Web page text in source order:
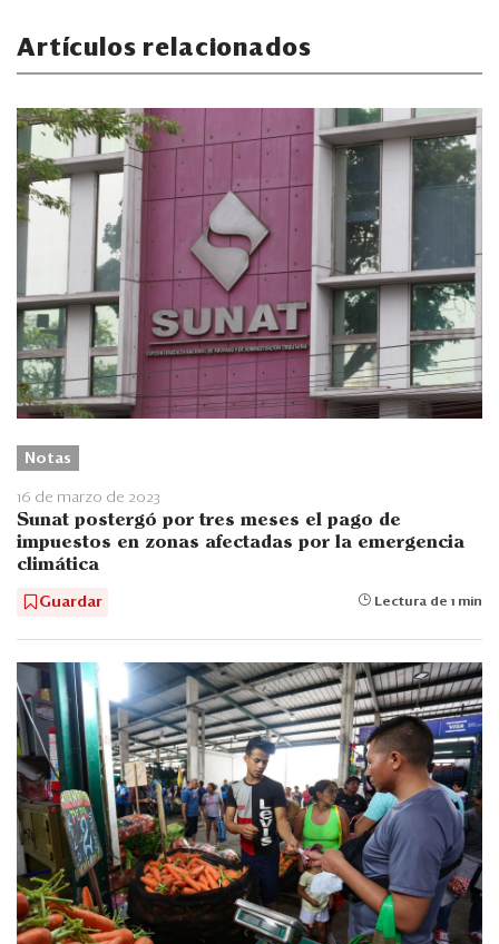
Artículos relacionados
Notas
16 de marzo de 2023
Sunat postergó por tres meses el pago de
impuestos en zonas afectadas por la emergencia
climática
Guardar Lectura de 1 min